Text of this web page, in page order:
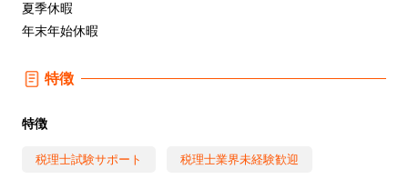
夏季休暇
年末年始休暇
特徴
特徴
税理士試験サポート 税理士業界未経験歓迎